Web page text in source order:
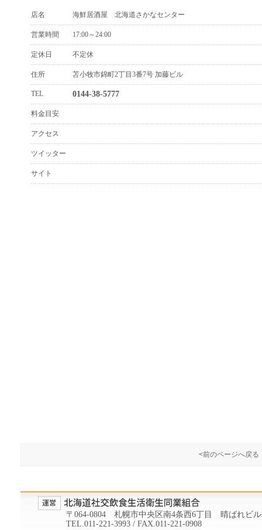
店名 海鮮居酒屋 北海道さかなセンター
営業時間 17:00～24:00
定休日 不定休
住所 苫小牧市錦町2丁目3番7号 加藤ビル
TEL 0144-38-5777
料金目安
アクセス
ツイッター
サイト
<前のページへ戻る
〒064-0804 札幌市中央区南4条西6丁目 晴ばれビ
TEL.011-221-3993 / FAX.011-221-0908